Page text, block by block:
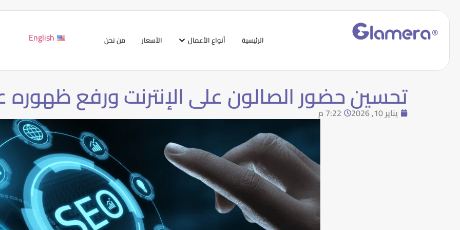
الرئيسية أنواع الأعمال الأسعار من نحن English
تحسين حضور الصالون على الإنترنت ورفع
يناير 10, 2026 7:22 م